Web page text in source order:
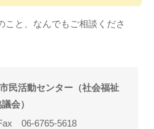
こと、なんでもご相談くださ
民活動センター（社会福祉
会）
06-6765-5618